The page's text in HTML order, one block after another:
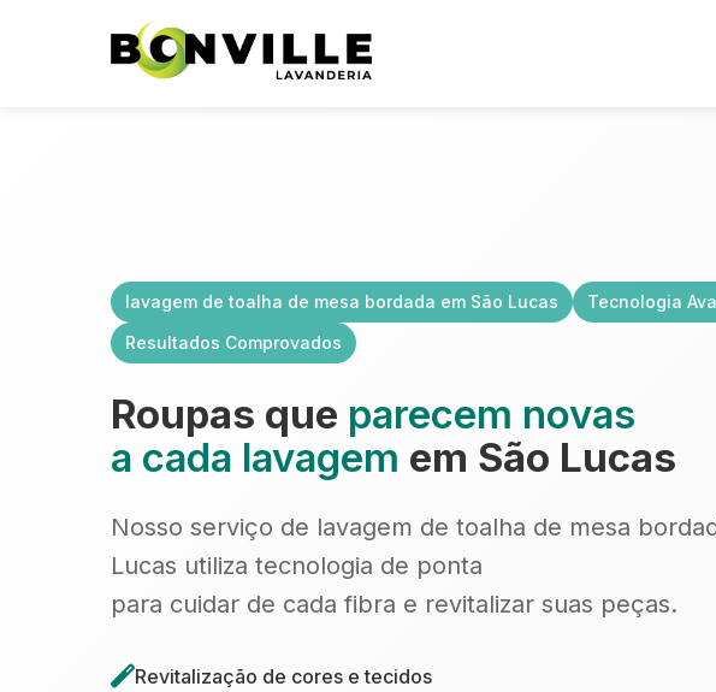
lavagem de toalha de mesa bordada em São Lucas
Tecnologia
Resultados Comprovados
Roupas que parecem novas
a cada lavagem em São Lucas
Nosso serviço de lavagem de toalha de mesa
Lucas utiliza tecnologia de ponta
para cuidar de cada fibra e revitalizar suas peças.
Revitalização de cores e tecidos